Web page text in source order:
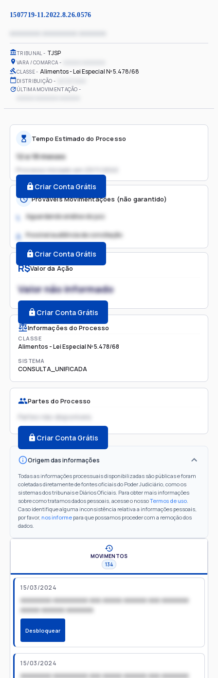
1507719-11.2022.8.26.0576
TRIBUNAL TJSP
VARA / COMARCA
CLASSE Alimentos - Lei Especial Nº 5.478/68
DISTRIBUIÇÃO
ÚLTIMA MOVIMENTAÇÃO
R$Valor da Ação
Valor não informado
Criar Conta Grátis
Informações do Processo
CLASSE
Alimentos - Lei Especial Nº 5.478/68
SISTEMA
CONSULTA_UNIFICADA
Partes do Processo
Partes não disponíveis
Criar Conta Grátis
Origem das informações
Todas as informações processuais disponibilizadas são públicas e foram
coletadas diretamente de fontes oficiais do Poder Judiciário, como os
sistemas dos tribunais e Diários Oficiais. Para obter mais informações
sobre como tratamos dados pessoais, acesse o nossoTermos de uso.
Caso identifique alguma inconsistência relativa a informações pessoais,
por favor, nos informe para que possamos proceder com a remoção dos
dados.
Tempo Estimado do Processo
12 a 18 meses
Processo iniciado em
Criar Conta Grátis
Prováveis Movimentações (não garantido)
1. Aguardando análise do juiz
2. Possível audiência de conciliação
Criar Conta Grátis
MOVIMENTOS
134
15/03/2024
xxxxxxxx xxxxxxxxx xxx xxxxx xxxxxx xxx xxxxxxx
xxxxx xxxxxx xxxxxxx
Desbloquear
15/03/2024
xxxxxxxx xxxxxxxxx xxx xxxxx xxxxxx xxx xxxxxxx